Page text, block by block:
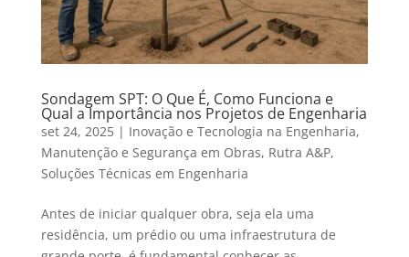
Sondagem SPT: O Que É, Como Funciona e
Qual a Importância nos Projetos de Engenharia
set 24, 2025| Inovação e Tecnologia na Engenharia,
Manutenção e Segurança em Obras, Rutra A&P,
Soluções Técnicas em Engenharia
Antes de iniciar qualquer obra, seja ela uma
residência, um prédio ou uma infraestrutura de